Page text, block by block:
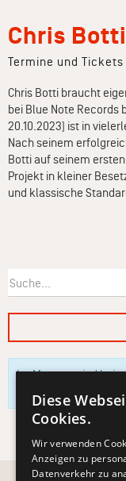
Chris Botti
Termine und Tickets
Chris Botti braucht
bei Blue Note Records
20.10.2023) ist in
Nach seinem
Botti auf seinem
Projekt in kleiner
und klassische
Im Moment sind
es zu einem
Diese
Cookies.
Wir verwenden
Anzeigen zu
Datenverkehr zu